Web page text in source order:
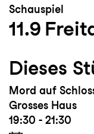
Schauspiel
11.9
Dieses
Mord auf
Grosses Haus
19:30 - 21:30